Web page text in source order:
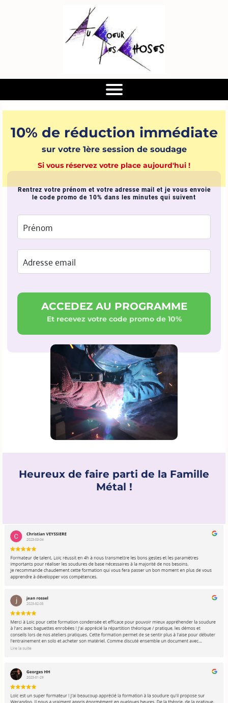
10% de réduction immédiate
sur votre 1ère session de soudage
Si vous réservez votre place aujourd'hui !
Rentrez votre prénom et votre adresse mail et je vous envoie
le code promo de 10% dans les minutes qui suivent
ACCEDEZ AU PROGRAMME
Et recevez votre code promo de 10%
Heureux de faire parti de la Famille
Métal !